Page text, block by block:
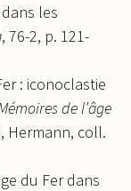
les
, 76-2, p. 121-
: iconoclastie
de l’âge
Hermann, coll.
du Fer dans